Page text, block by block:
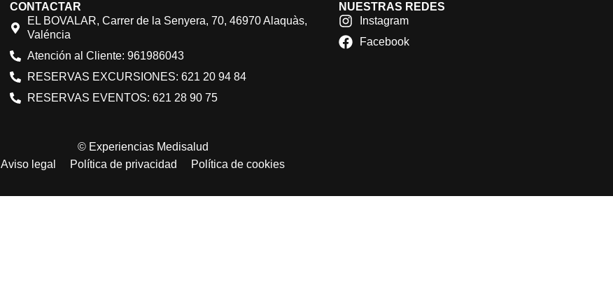
CONTACTAR
EL BOVALAR, Carrer de la Senyera, 70, 46970 Alaquàs,
Valéncia
Atención al Cliente: 961986043
RESERVAS EXCURSIONES: 621 20 94 84
RESERVAS EVENTOS: 621 28 90 75
NUESTRAS REDES
Instagram
Facebook
© Experiencias Medisalud
Aviso legal
Política de privacidad Política de cookies